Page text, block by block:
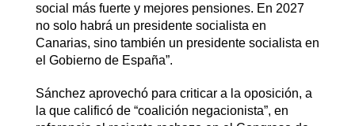
social más fuerte y mejores pensiones. En 2027
no solo habrá un presidente socialista en
Canarias, sino también un presidente socialista en
el Gobierno de España”.
Sánchez aprovechó para criticar a la oposición, a
la que calificó de “coalición negacionista”, en